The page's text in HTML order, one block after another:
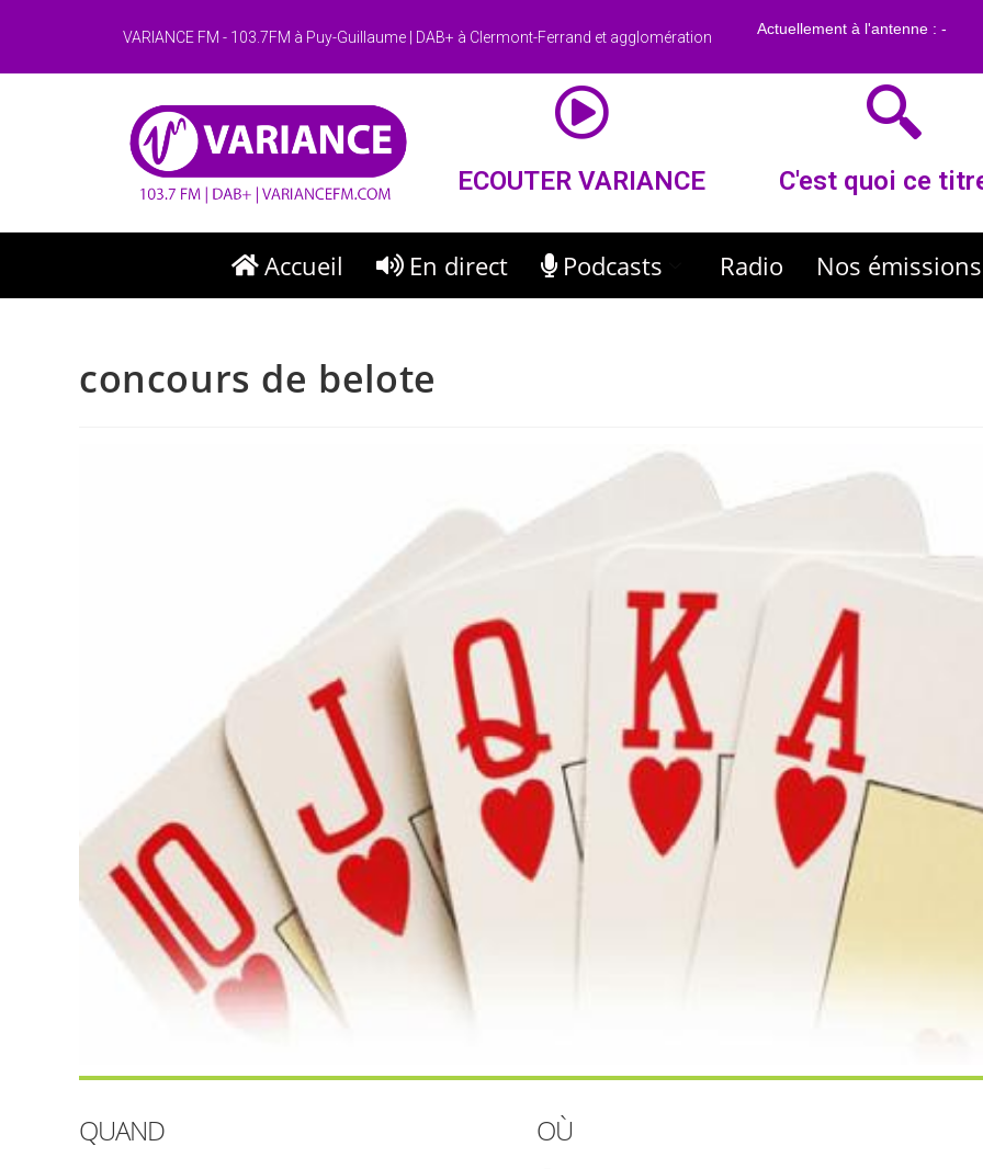
VARIANCE FM - 103.7FM à Puy-Guillaume | DAB+ à Clermont-Ferrand et agglomération
ECOUTER VARIANCE C'est quoi ce
Accueil En direct Podcasts Radio Nos émissions
concours de belote
QUAND OÙ